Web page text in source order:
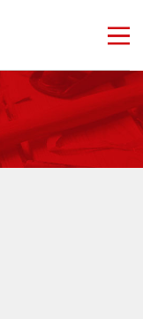
manage_search